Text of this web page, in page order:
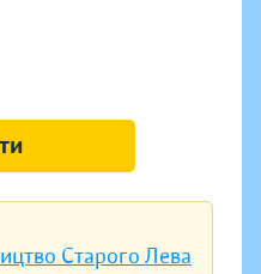
Старого Лева